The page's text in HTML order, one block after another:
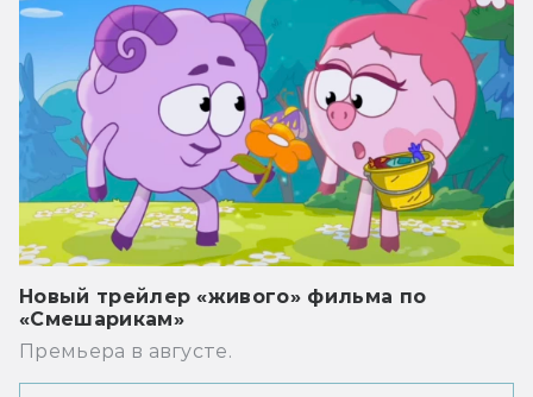
Новый трейлер «живого» фильма по
«Смешарикам»
Премьера в августе.